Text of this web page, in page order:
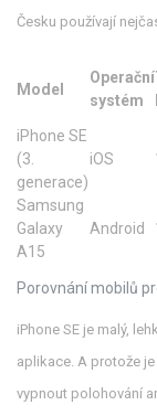
Česku používají
Porovnání mobilů
Model
Operační
systém
iPhone SE
(3.
generace)
iOS
Samsung
Galaxy
A15
Android
iPhone SE je malý,
aplikace. A protože
vypnout polohování